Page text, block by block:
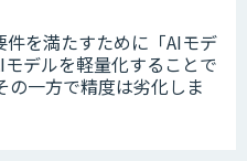
を満たすために「AIモデ
デルを軽量化することで
一方で精度は劣化しま